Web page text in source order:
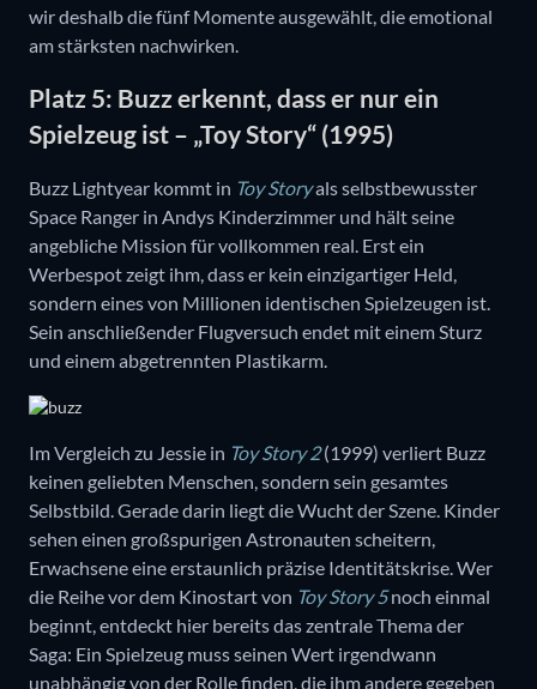
wir deshalb die fünf Momente ausgewählt, die emotional
am stärksten nachwirken.
Platz 5: Buzz erkennt, dass er nur ein
Spielzeug ist – „Toy Story“ (1995)
Buzz Lightyear kommt in Toy Storyals selbstbewusster
Space Ranger in Andys Kinderzimmer und hält seine
angebliche Mission für vollkommen real. Erst ein
Werbespot zeigt ihm, dass er kein einzigartiger Held,
sondern eines von Millionen identischen Spielzeugen ist.
Sein anschließender Flugversuch endet mit einem Sturz
und einem abgetrennten Plastikarm.
Im Vergleich zu Jessie in Toy Story 2(1999) verliert Buzz
keinen geliebten Menschen, sondern sein gesamtes
Selbstbild. Gerade darin liegt die Wucht der Szene. Kinder
sehen einen großspurigen Astronauten scheitern,
Erwachsene eine erstaunlich präzise Identitätskrise. Wer
die Reihe vor dem Kinostart von Toy Story 5noch einmal
beginnt, entdeckt hier bereits das zentrale Thema der
Saga: Ein Spielzeug muss seinen Wert irgendwann
unabhängig von der Rolle finden, die ihm andere gegeben